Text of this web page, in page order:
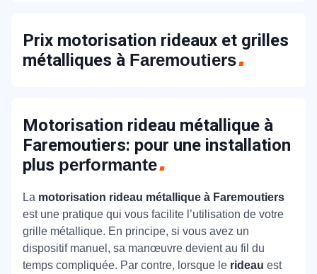
Prix motorisation rideaux et grilles
métalliques à Faremoutiers
Motorisation rideau métallique à
Faremoutiers: pour une installation
plus performante
La motorisation rideau métallique à Faremoutiers
est une pratique qui vous facilite l’utilisation de votre
grille métallique. En principe, si vous avez un
dispositif manuel, sa manœuvre devient au fil du
temps compliquée. Par contre, lorsque le rideau est